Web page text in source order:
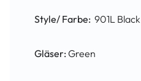
Style/ Farbe: 901L Black
Gläser: Green